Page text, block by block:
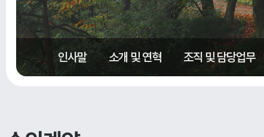
인사말 소개 및 연혁 조직 및 담당업무